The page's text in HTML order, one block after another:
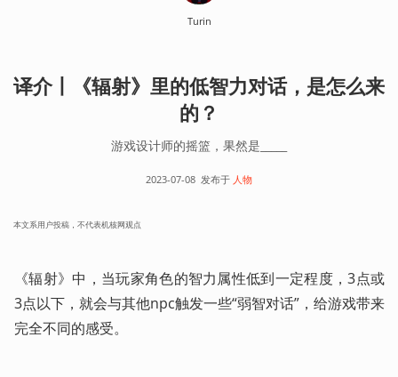
Turin
译介丨《辐射》里的低智力对话，是怎么来
的？
游戏设计师的摇篮，果然是_____
2023-07-08 发布于 人物
本文系用户投稿，不代表机核网观点
《辐射》中，当玩家角色的智力属性低到一定程度，3点或
3点以下，就会与其他npc触发一些“弱智对话”，给游戏带来
完全不同的感受。